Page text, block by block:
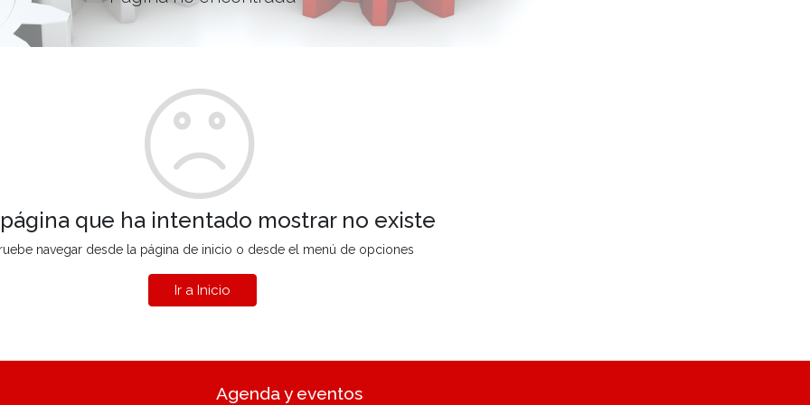
que ha intentado mostrar no existe
navegar desde la página de inicio o desde el menú de opciones
Ir a Inicio
Agenda y eventos